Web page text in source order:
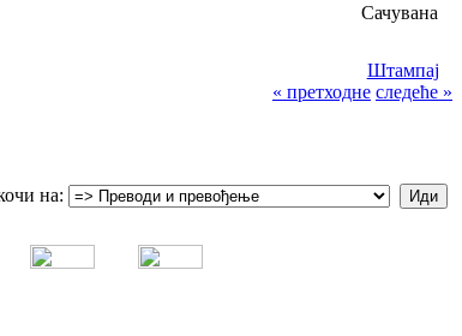
Сачувана
Штампај
« претходне следеће »
на: